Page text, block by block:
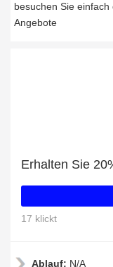
besuchen Sie
Angebote
17 klickt
Ablauf: N/A